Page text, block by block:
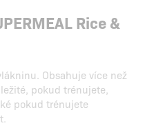
Rice &
Obsahuje více než
pokud trénujete,
pokud trénujete